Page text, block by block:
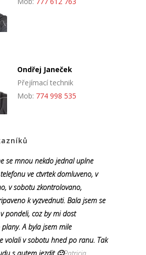
Ondřej Janeček
Přejímací technik
Mob: 774 998 535
se mnou nekdo jednal uplne
ve ctvrtek domluveno, v
v sobotu zkontrolovano,
k vyzvednuti. Bala jsem se
pondeli, coz by mi dost
A byla jsem mile
volali v sobotu hned po ranu. Tak